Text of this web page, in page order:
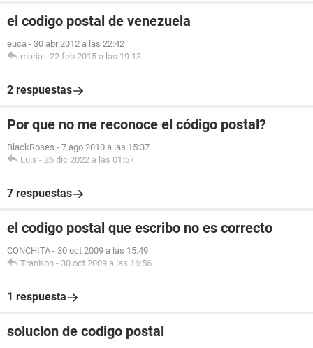
el codigo postal de venezuela
euca - 30 abr 2012 a las 22:42
maria - 22 feb 2015 a las 19:13
2 respuestas
Por que no me reconoce el código postal?
BlackRoses - 7 ago 2010 a las 15:37
Luis - 26 dic 2022 a las 01:57
7 respuestas
el codigo postal que escribo no es correcto
CONCHITA - 30 oct 2009 a las 15:49
TranKon - 30 oct 2009 a las 16:56
1 respuesta
solucion de codigo postal